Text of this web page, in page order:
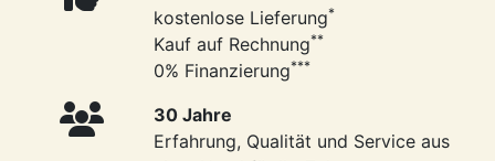
kostenlose Lieferung*
Kauf auf Rechnung**
0% Finanzierung***
30 Jahre
Erfahrung, Qualität und Service aus